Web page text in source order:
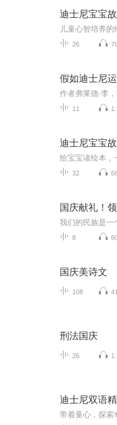
迪士尼宝宝
26
假如迪士尼
11
迪士尼宝宝
给宝宝读绘本，
32
国庆献礼！
8
国庆美诗文
108
刑法国庆
26
迪士尼双语